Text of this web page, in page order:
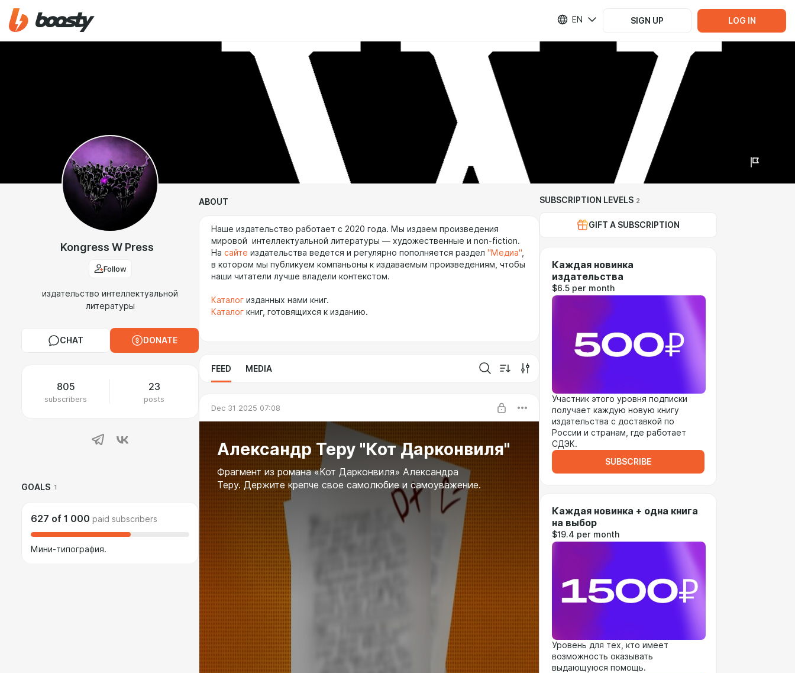
EN SIGN UP LOG IN
Kongress W Press
Follow
издательство интеллектуальной
литературы
CHAT DONATE
805
subscribers
23
posts
GOALS 1
627 of 1 000 paid subscribers
Мини-типография.
ABOUT
Наше издательство работает с 2020 года. Мы издаем произведения
мировой интеллектуальной литературы — художественные и non-fiction.
На сайте издательства ведется и регулярно пополняется раздел "Медиа"
в котором мы публикуем компаньоны к издаваемым произведениям, чтобы
наши читатели лучше владели контекстом.
Каталог изданных нами книг.
Каталог книг, готовящихся к изданию.
FEED MEDIA
Dec 31 2025 07:08
Александр Теру "Кот Дарконвиля"
Фрагмент из романа «Кот Дарконвиля» Александра
Теру. Держите крепче свое самолюбие и самоуважение.
SUBSCRIPTION LEVELS 2
GIFT A SUBSCRIPTION
Каждая новинка
издательства
$6.5 per month
Участник этого уровня подписки
получает каждую новую книгу
издательства с доставкой по
России и странам, где работает
СДЭК.
SUBSCRIBE
Каждая новинка + одна книга
на выбор
$19.4 per month
Уровень для тех, кто имеет
возможность оказывать
выдающуюся помощь.